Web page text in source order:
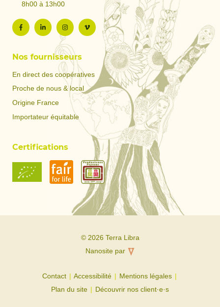
8h00 à 13h00
Nos fournisseurs
En direct des coopératives
Proche de nous & local
Origine France
Importateur équitable
Certifications
© 2026 Terra Libra
Nanosite par
Contact Accessibilité
Mentions légales
Plan du site
Découvrir nos client·e·s